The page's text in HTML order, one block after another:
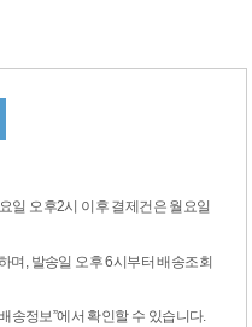
일 오후2시 이후 결제건은 월요일
며, 발송일 오후 6시부터 배송조회
정보”에서 확인할 수 있습니다.